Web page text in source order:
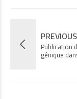
PREVIOUS
Publication
génique